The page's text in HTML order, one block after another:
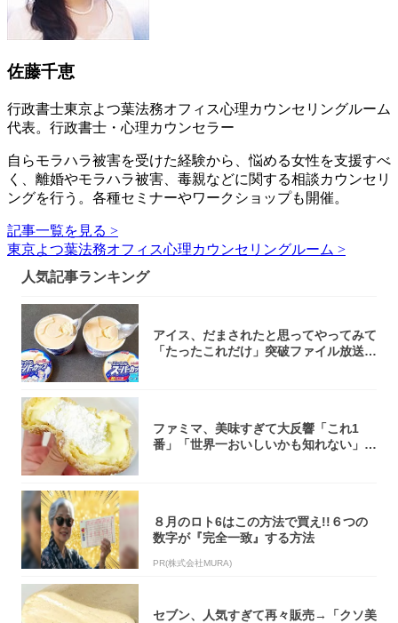
佐藤千恵
行政書士東京よつ葉法務オフィス心理カウンセリングルーム
代表。行政書士・心理カウンセラー
自らモラハラ被害を受けた経験から、悩める女性を支援すべ
く、離婚やモラハラ被害、毒親などに関する相談カウンセリ
ングを行う。各種セミナーやワークショップも開催。
記事一覧を見る >
東京よつ葉法務オフィス心理カウンセリングルーム >
人気記事ランキング
アイス、だまされたと思ってやってみて
「たったこれだけ」突破ファイル放送で
ファミマ、美味すぎて大反響「これ1
番」「世界一おいしいかも知れない」
８月のロト6はこの方法で買え!!６つの
数字が『完全一致』する方法
PR(株式会社MURA)
セブン、人気すぎて再々販売→「クソ美